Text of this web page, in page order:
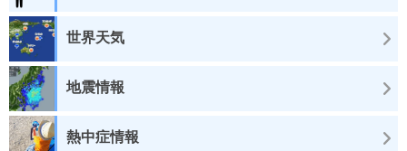
世界天気
地震情報
熱中症情報